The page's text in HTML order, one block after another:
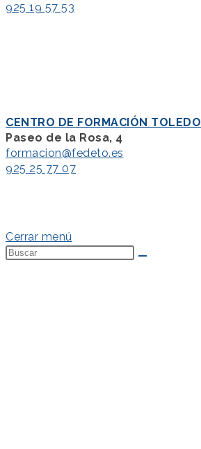
925 19 57 53
CENTRO DE FORMACIÓN TOLEDO
Paseo de la Rosa, 4
formacion@fedeto.es
925 25 77 07
Cerrar menú